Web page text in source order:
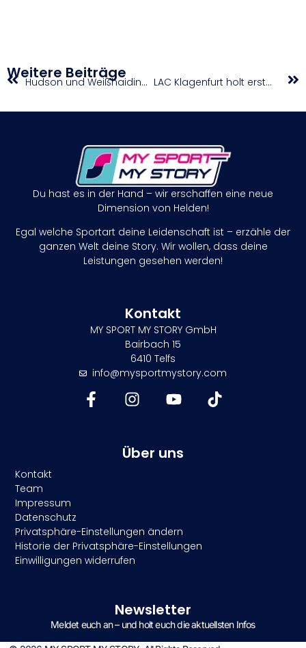
Weitere Beiträge Hudson und Weißhaidinger gewinnen Leichtathletik-Wahl 2024 LAC Klagenfurt holt erstmals den Sieg im ÖLV-Masterscup 2024
Du hast es in der Hand – wir erschaffen eine neue
Dimension von Helden!
Egal welche Sportart deine Leidenschaft ist – erzähle der
ganzen Welt deine Story. Wir wollen, dass deine
Leistungen gesehen werden!
Kontakt
MY SPORT MY STORY GmbH
Bairbach 15
6410 Telfs
info@mysportmystory.com
Über uns
Kontakt
Team
Impressum
Datenschutz
Privatsphäre-Einstellungen ändern
Historie der Privatsphäre-Einstellungen
Einwilligungen widerrufen
Newsletter
Meldet euch an – und holt euch die aktuellsten Infos